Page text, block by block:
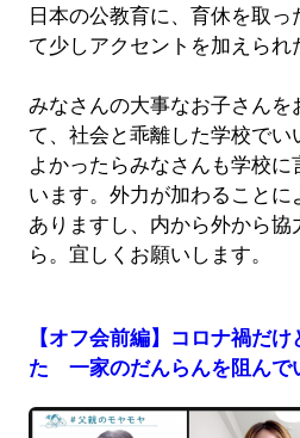
日本の公教育に、育休を取
て少しアクセントを加えられ
みなさんの大事なお子さんを
て、社会と乖離した学校でい
よかったらみなさんも学校
います。外力が加わることに
ありますし、内から外から協
ら。宜しくお願いします。
【オフ会前編】コロナ禍だ
た 一家のだんらんを阻んで